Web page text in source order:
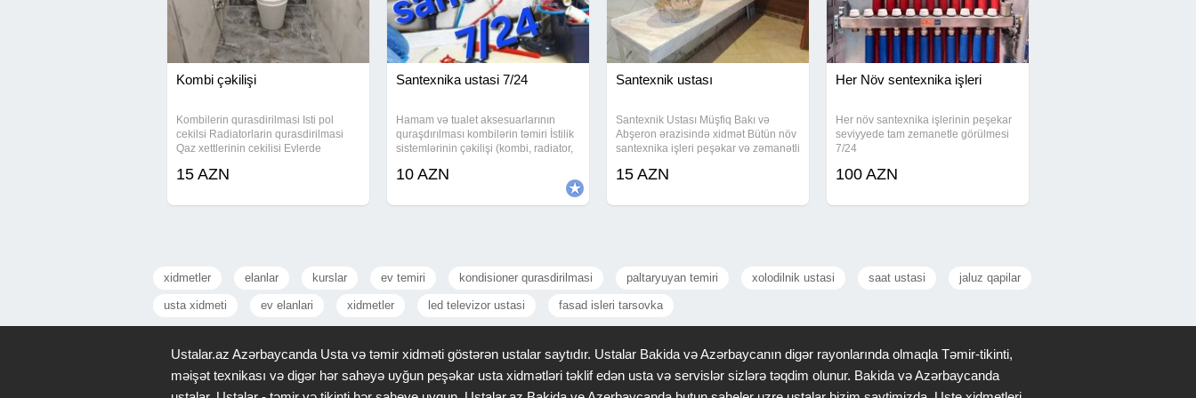
Kombi çəkilişi
Kombilerin qurasdirilmasi Isti pol
cekilsi Radiatorlarin qurasdirilmasi
Qaz xettlerinin cekilisi Evlerde
Elektirik isleri ve s.
15 AZN
Santexnika ustasi 7/24
Hamam və tualet aksesuarlarının
quraşdırılması kombilərin təmiri İstilik
sistemlərinin çəkilişi (kombi, radiator,
xətlərinin çəkilməsi -Duş kabina ,
10 AZN
Santexnik ustası
Santexnik Ustası Müşfiq Bakı və
Abşeron ərazisində xidmət Bütün növ
santexnika işleri peşəkar və zəmanətli
məkanda Kombi atapilenilerin
15 AZN
Her Növ sentexnika işleri
Her növ santexnika işlerinin peşekar
seviyyede tam zemanetle görülmesi
7/24
100 AZN
xidmetler elanlar kurslar ev temiri kondisioner qurasdirilmasi paltaryuyan temiri xolodilnik ustasi saat ustasi jaluz qapilar
usta xidmeti ev elanlari xidmetler led televizor ustasi fasad isleri tarsovka
Ustalar.az Azərbaycanda Usta və təmir xidməti göstərən ustalar saytıdır. Ustalar Bakida və Azərbaycanın digər rayonlarında olmaqla Təmir-tikinti,
məişət texnikası və digər hər sahəyə uyğun peşəkar usta xidmətləri təklif edən usta və servislər sizlərə təqdim olunur. Bakida və Azərbaycanda